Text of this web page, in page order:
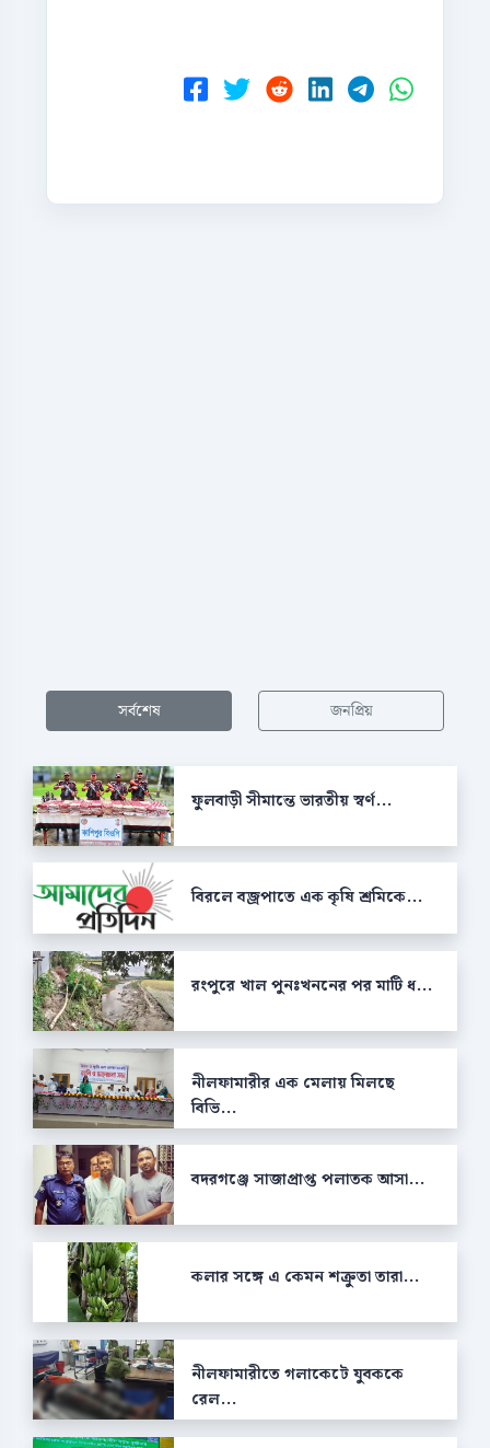
সর্বশেষ জনপ্রিয়
ফুলবাড়ী সীমান্তে ভারতীয় স্বর্ণ...
বিরলে বজ্রপাতে এক কৃষি শ্রমিকে...
রংপুরে খাল পুনঃখননের পর মাটি ধ...
নীলফামারীর এক মেলায় মিলছে
বিভি...
বদরগঞ্জে সাজাপ্রাপ্ত পলাতক আসা...
কলার সঙ্গে এ কেমন শক্রুতা তারা...
নীলফামারীতে গলাকেটে যুবককে
রেল...